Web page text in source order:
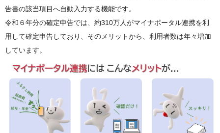
告書の該当項目へ自動入力する機能です。
令和６年分の確定申告では、約310万人がマイナポータル連携を利
用して確定申告しており、そのメリットから、利用者数は年々増加
しています。